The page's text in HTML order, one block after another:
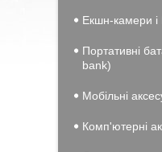
Екшн-камери і
Портативні
bank)
Мобільні
Комп'ютерні